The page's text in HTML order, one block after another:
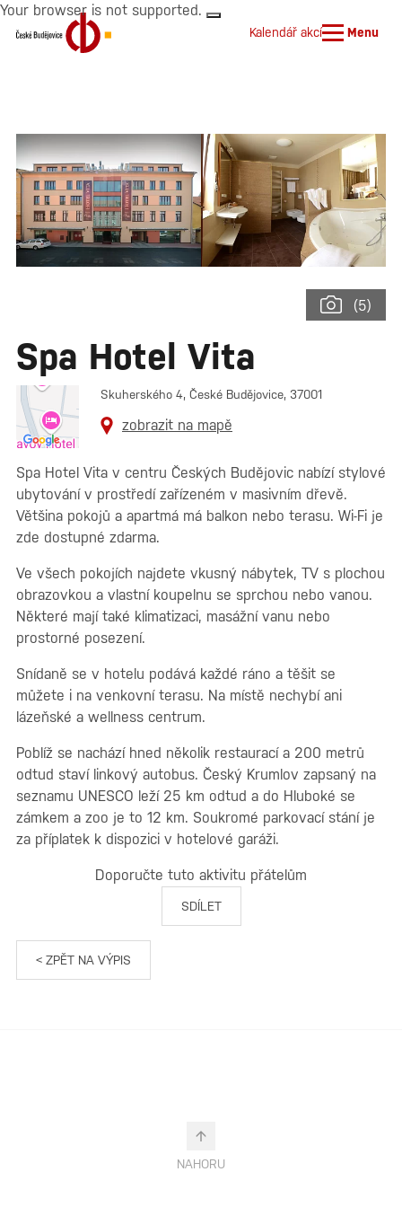
Your browser is not supported.
Kalendář akcí Menu
(5)
Spa Hotel Vita
Skuherského 4, České Budějovice, 37001
zobrazit na mapě
Spa Hotel Vita v centru Českých Budějovic nabízí stylové
ubytování v prostředí zařízeném v masivním dřevě.
Většina pokojů a apartmá má balkon nebo terasu. Wi-Fi je
zde dostupné zdarma.
Ve všech pokojích najdete vkusný nábytek, TV s plochou
obrazovkou a vlastní koupelnu se sprchou nebo vanou.
Některé mají také klimatizaci, masážní vanu nebo
prostorné posezení.
Snídaně se v hotelu podává každé ráno a těšit se
můžete i na venkovní terasu. Na místě nechybí ani
lázeňské a wellness centrum.
Poblíž se nachází hned několik restaurací a 200 metrů
odtud staví linkový autobus. Český Krumlov zapsaný na
seznamu UNESCO leží 25 km odtud a do Hluboké se
zámkem a zoo je to 12 km. Soukromé parkovací stání je
za příplatek k dispozici v hotelové garáži.
Doporučte tuto aktivitu přátelům
SDÍLET
< ZPĚT NA VÝPIS
NAHORU